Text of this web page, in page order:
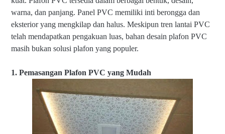
warna, dan panjang. Panel PVC memiliki inti berongga dan
eksterior yang mengkilap dan halus. Meskipun tren lantai PVC
telah mendapatkan pengakuan luas, bahan desain plafon PVC
masih bukan solusi plafon yang populer.
1. Pemasangan Plafon PVC yang Mudah